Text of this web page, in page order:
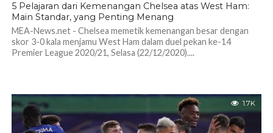
5 Pelajaran dari Kemenangan Chelsea atas West Ham:
Main Standar, yang Penting Menang
MEA-News.net - Chelsea memetik kemenangan besar dengan
skor 3-0 kala menjamu West Ham dalam duel pekan ke-14
Premier League 2020/21, Selasa (22/12/2020)....
1.7K